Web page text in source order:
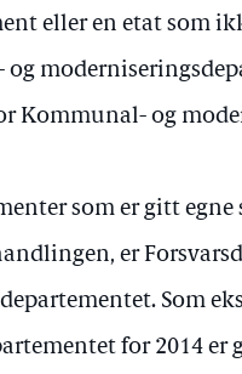
eller en etat som
Kommunal- og
som er gitt
er
Som
for 2014